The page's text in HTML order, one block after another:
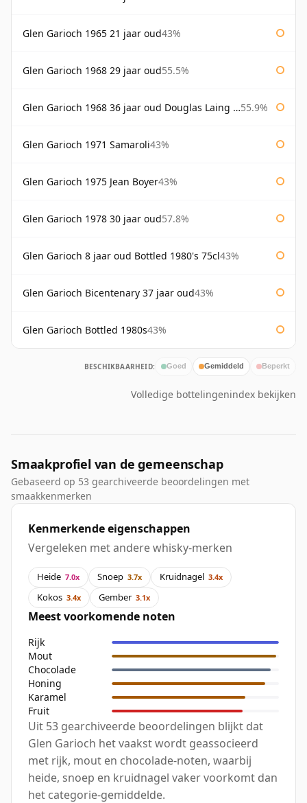
Glen Garioch 1965 21 jaar oud43%
Glen Garioch 1968 29 jaar oud55.5%
Glen Garioch 1968 36 jaar oud Douglas Laing Platinum Selection 55.9%
Glen Garioch 1971 Samaroli43%
Glen Garioch 1975 Jean Boyer43%
Glen Garioch 1978 30 jaar oud57.8%
Glen Garioch 8 jaar oud Bottled 1980's 75cl43%
Glen Garioch Bicentenary 37 jaar oud43%
Glen Garioch Bottled 1980s43%
BESCHIKBAARHEID: Goed Gemiddeld Beperkt
Volledige bottelingenindex bekijken
Smaakprofiel van de gemeenschap
Gebaseerd op 53 gearchiveerde beoordelingen met
smaakkenmerken
Kenmerkende eigenschappen
Vergeleken met andere whisky-merken
Heide 7.0x Snoep 3.7x Kruidnagel 3.4x
Kokos 3.4x Gember 3.1x
Meest voorkomende noten
Rijk
Mout
Chocolade
Honing
Karamel
Fruit
Uit 53 gearchiveerde beoordelingen blijkt dat
Glen Garioch het vaakst wordt geassocieerd
met rijk, mout en chocolade-noten, waarbij
heide, snoep en kruidnagel vaker voorkomt dan
het categorie-gemiddelde.